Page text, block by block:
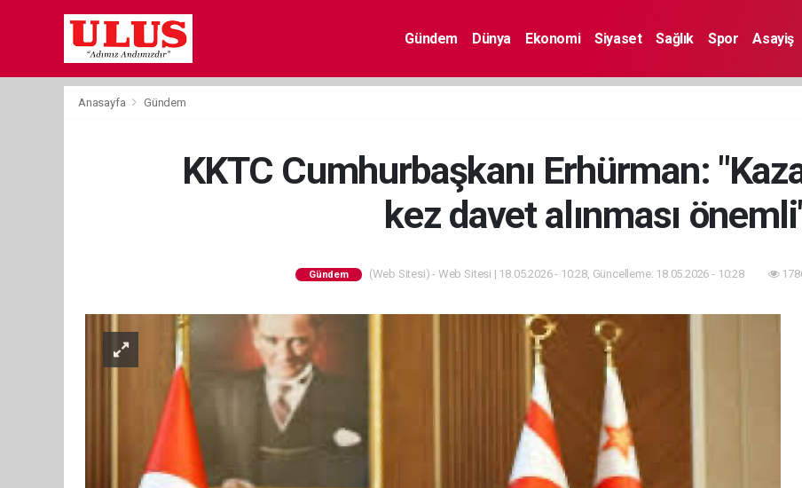
Gündem Dünya Ekonomi Siyaset Sağlık Spor Asayiş
Anasayfa Gündem
KKTC Cumhurbaşkanı Erhürman:
kez davet alınması
Gündem (Web Sitesi) - Web Sitesi | 18.05.2026 - 10:28, Güncelleme: 18.05.2026 - 10:28